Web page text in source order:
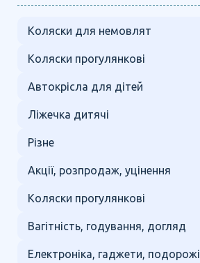
Коляски для немовлят
Коляски прогулянкові
Автокрісла для дітей
Ліжечка дитячі
Різне
Акції, розпродаж, уцінення
Коляски прогулянкові
Вагітність, годування, догляд
Електроніка, гаджети, подорожі